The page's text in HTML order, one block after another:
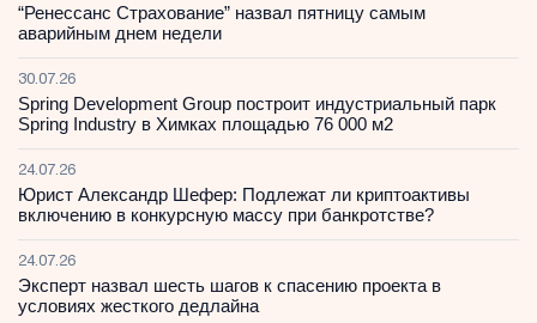
“Ренессанс Страхование” назвал пятницу самым
аварийным днем недели
30.07.26
Spring Development Group построит индустриальный парк
Spring Industry в Химках площадью 76 000 м2
24.07.26
Юрист Александр Шефер: Подлежат ли криптоактивы
включению в конкурсную массу при банкротстве?
24.07.26
Эксперт назвал шесть шагов к спасению проекта в
условиях жесткого дедлайна